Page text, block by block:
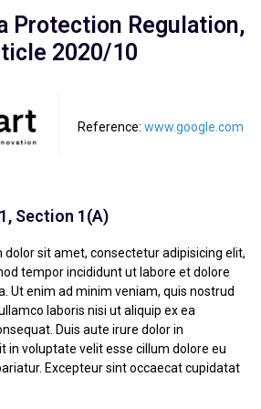
Protection Regulation,
2020/10
Reference: www.google.com
Section 1(A)
dolor sit amet, consectetur adipisicing elit,
tempor incididunt ut labore et dolore
Ut enim ad minim veniam, quis nostrud
laboris nisi ut aliquip ex ea
Duis aute irure dolor in
in voluptate velit esse cillum dolore eu
Excepteur sint occaecat cupidatat